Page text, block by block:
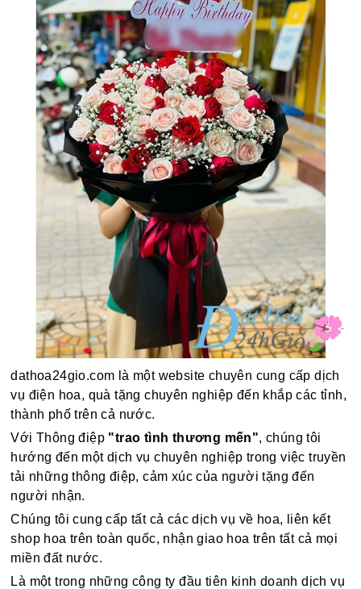
dathoa24gio.com là một website chuyên cung cấp dịch
vụ điện hoa, quà tặng chuyên nghiệp đến khắp các tỉnh,
thành phố trên cả nước.
Với Thông điệp "trao tình thương mến", chúng tôi
hướng đến một dịch vụ chuyên nghiệp trong việc truyền
tải những thông điệp, cảm xúc của người tặng đến
người nhận.
Chúng tôi cung cấp tất cả các dịch vụ về hoa, liên kết
shop hoa trên toàn quốc, nhận giao hoa trên tất cả mọi
miền đất nước.
Là một trong những công ty đầu tiên kinh doanh dịch vụ